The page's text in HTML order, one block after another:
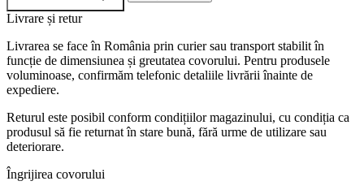
Livrare și retur
Livrarea se face în România prin curier sau transport stabilit în
funcție de dimensiunea și greutatea covorului. Pentru produsele
voluminoase, confirmăm telefonic detaliile livrării înainte de
expediere.
Returul este posibil conform condițiilor magazinului, cu condiția ca
produsul să fie returnat în stare bună, fără urme de utilizare sau
deteriorare.
Îngrijirea covorului